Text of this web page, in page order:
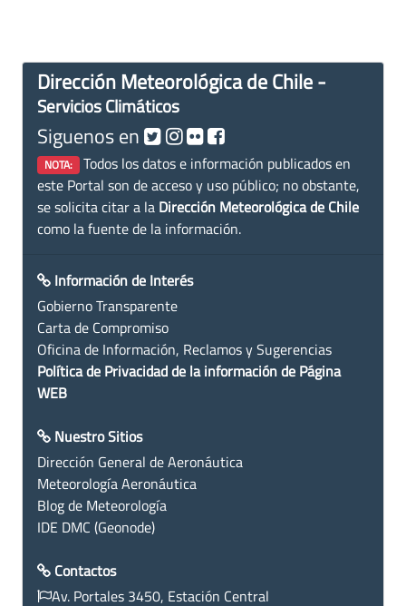
Dirección Meteorológica de Chile -
Servicios Climáticos
Siguenos en
NOTA: Todos los datos e información publicados en
este Portal son de acceso y uso público; no obstante,
se solicita citar a la Dirección Meteorológica de Chile
como la fuente de la información.
Información de Interés
Gobierno Transparente
Carta de Compromiso
Oficina de Información, Reclamos y Sugerencias
Política de Privacidad de la información de Página
WEB
Nuestro Sitios
Dirección General de Aeronáutica
Meteorología Aeronáutica
Blog de Meteorología
IDE DMC (Geonode)
Contactos
Av. Portales 3450, Estación Central